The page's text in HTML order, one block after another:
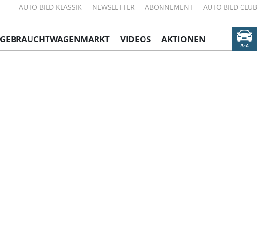
AUTO BILD KLASSIK NEWSLETTER ABONNEMENT AUTO BILD CLUB
GEBRAUCHTWAGENMARKT VIDEOS AKTIONEN